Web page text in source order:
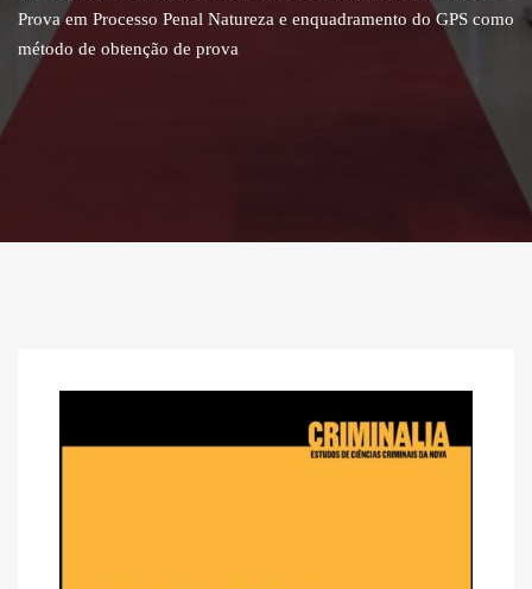
Prova em Processo Penal Natureza e enquadramento do GPS como
método de obtenção de prova